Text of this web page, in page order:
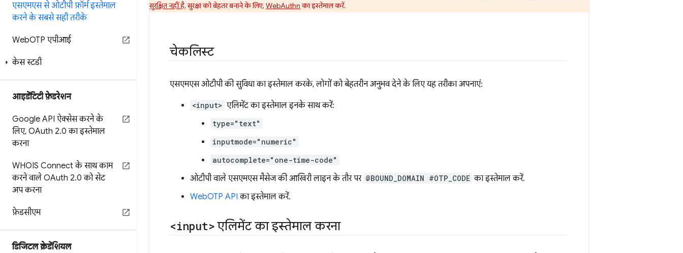
एसएमएस से ओटीपी फ़ॉर्म इस्तेमाल
करने के सबसे सही तरीके
WebOTP एपीआई
केस स्टडी
आइडेंटिटी फ़ेडरेशन
Google API ऐक्सेस करने के
लिए, OAuth 2.0 का इस्तेमाल
करना
WHOIS Connect के साथ काम
करने वाले OAuth 2.0 को सेट
अप करना
फ़ेडसीएम
डिजिटल क्रेडेंशियल
सुरक्षित नहीं है. सुरक्षा को बेहतर बनाने के लिए, WebAuthnका इस्तेमाल करें.
चेकलिस्ट
एसएमएस ओटीपी की सुविधा का इस्तेमाल करके, लोगों को बेहतरीन अनुभव देने के लिए यह तरीका अपनाएं:
<input> एलिमेंट का इस्तेमाल इनके साथ करें:
type="text"
inputmode="numeric"
autocomplete="one-time-code"
ओटीपी वाले एसएमएस मैसेज की आखिरी लाइन के तौर पर @BOUND_DOMAIN #OTP_CODE का इस्तेमाल करें.
WebOTP API का इस्तेमाल करें.
<input>एलिमेंट का इस्तेमाल करना